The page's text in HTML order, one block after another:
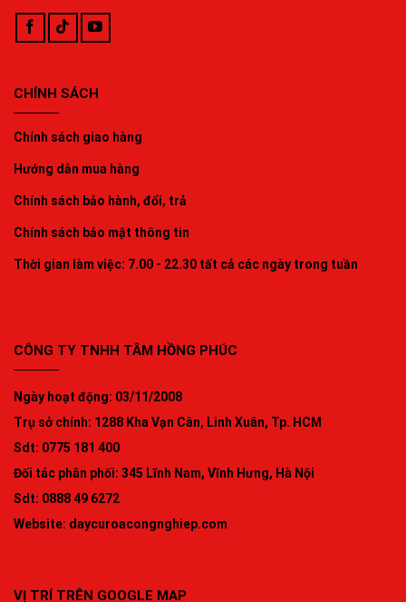
CÔNG TY TNHH TÂM HỒNG PHÚC
Ngày hoạt động: 03/11/2008
Trụ sở chính: 1288 Kha Vạn Cân, Linh Xuân, Tp. HCM
Sdt: 0775 181 400
Đối tác phân phối: 345 Lĩnh Nam, Vĩnh Hưng, Hà Nội
Sdt: 0888 49 6272
Website: daycuroacongnghiep.com
CHÍNH SÁCH
Chính sách giao hàng
Hướng dẫn mua hàng
Chính sách bảo hành, đổi, trả
Chính sách bảo mật thông tin
Thời gian làm việc: 7.00 - 22.30 tất cả các ngày trong tuần
VỊ TRÍ TRÊN GOOGLE MAP